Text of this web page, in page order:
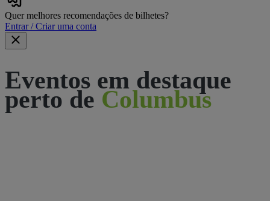
Quer melhores recomendações de bilhetes?
Entrar / Criar uma conta
Eventos em destaque
perto de Columbus